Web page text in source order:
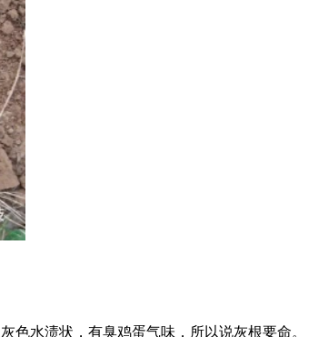
水渍状，有臭鸡蛋气味，所以说灰根要命。